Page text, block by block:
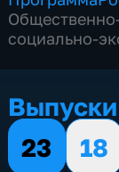
социально-
Выпуски
23
18